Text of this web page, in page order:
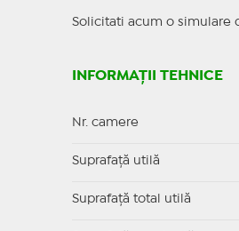
Solicitati acum o simulare
INFORMAȚII TEHNICE
Nr. camere
Suprafaţă utilă
Suprafaţă total utilă